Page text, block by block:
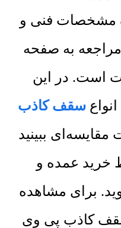
مشخصات فنی و
به صفحه
است. در این
سقف کاذب
ببینید
خرید عمده و
برای مشاهده
کاذب پی وی